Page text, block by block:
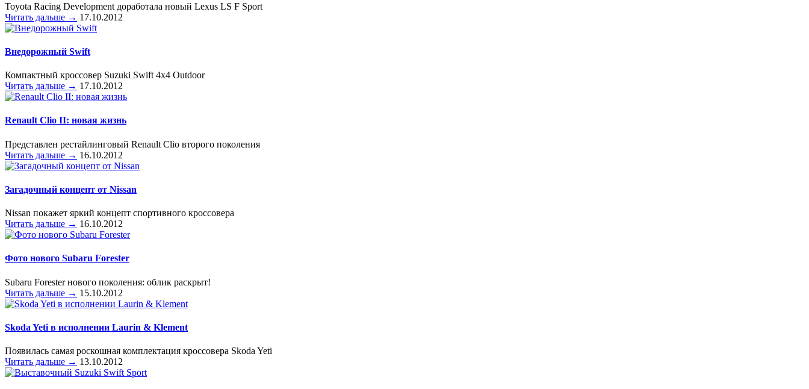
Toyota Racing Development доработала новый Lexus LS F Sport
Читать дальше → 17.10.2012
Внедорожный Swift
Компактный кроссовер Suzuki Swift 4x4 Outdoor
Читать дальше → 17.10.2012
Renault Clio II: новая жизнь
Представлен рестайлинговый Renault Clio второго поколения
Читать дальше → 16.10.2012
Загадочный концепт от Nissan
Nissan покажет яркий концепт спортивного кроссовера
Читать дальше → 16.10.2012
Фото нового Subaru Forester
Subaru Forester нового поколения: облик раскрыт!
Читать дальше → 15.10.2012
Skoda Yeti в исполнении Laurin & Klement
Появилась самая роскошная комплектация кроссовера Skoda Yeti
Читать дальше → 13.10.2012